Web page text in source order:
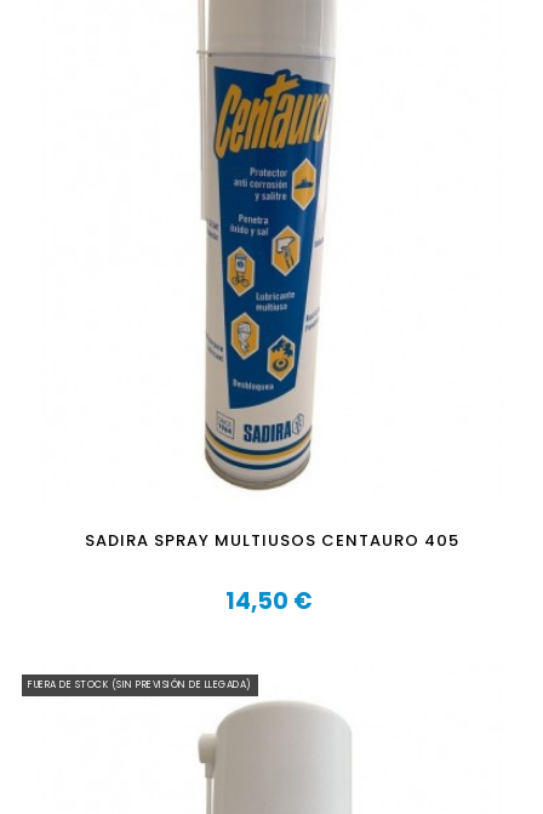
SADIRA SPRAY MULTIUSOS CENTAURO 405
Precio
14,50 €
FUERA DE STOCK (SIN PREVISIÓN DE LLEGADA)